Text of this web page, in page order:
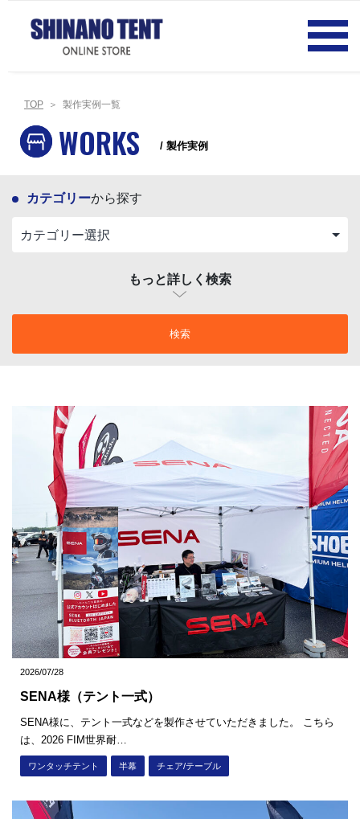
TOP ＞ 製作実例一覧
WORKS / 製作実例
カテゴリーから探す
もっと詳しく検索
2026/07/28
SENA様（テント一式）
SENA様に、テント一式などを製作させていただきました。 こちら
は、2026 FIM世界耐…
ワンタッチテント 半幕 チェア/テーブル